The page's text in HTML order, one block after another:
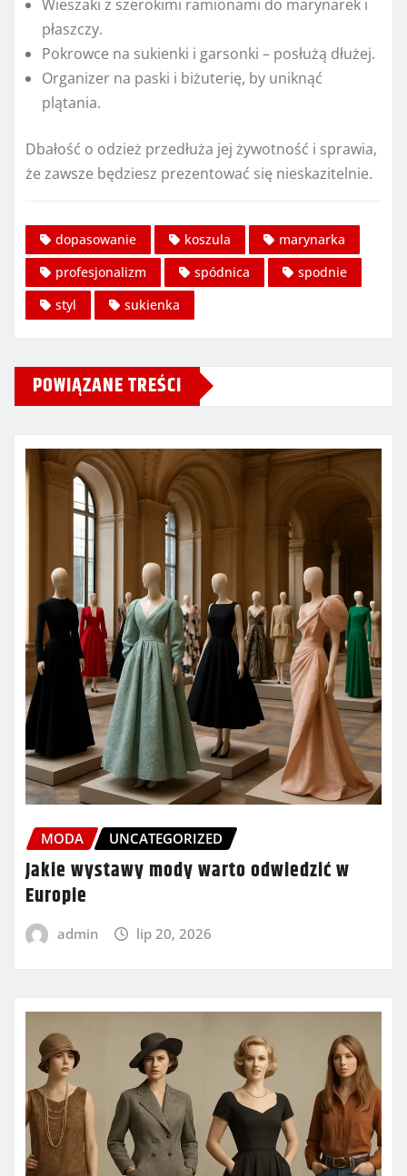
Wieszaki z szerokimi ramionami do marynarek i
płaszczy.
Pokrowce na sukienki i garsonki – posłużą dłużej.
Organizer na paski i biżuterię, by uniknąć
plątania.
Dbałość o odzież przedłuża jej żywotność i sprawia,
że zawsze będziesz prezentować się nieskazitelnie.
dopasowanie koszula
marynarka
profesjonalizm
spódnica
spodnie
styl
sukienka
POWIĄZANE TREŚCI
MODA UNCATEGORIZED
Jakie wystawy mody warto odwiedzić w
Europie
admin lip 20, 2026